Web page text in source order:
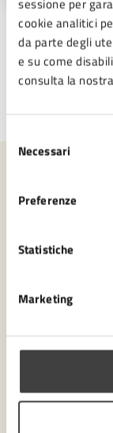
sessione per
cookie analitici
da parte degli
e su come
consulta la
delNecessari
Preferenze
Statistiche
Marketing
Settore Polizia